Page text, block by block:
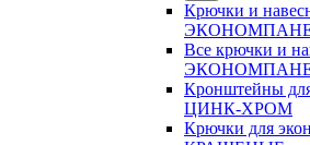
Крючки и
Все крючки и
Кронштейны
ЦИНК-ХРОМ
Крючки для